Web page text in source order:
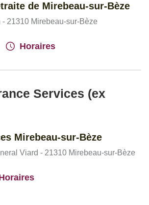
de Mirebeau-sur-Bèze
21310 Mirebeau-sur-Bèze
Horaires
Services (ex
Mirebeau-sur-Bèze
Viard - 21310 Mirebeau-sur-Bèze